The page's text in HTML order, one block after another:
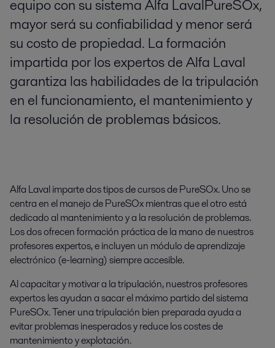
equipo con su sistema Alfa LavalPureSOx,
mayor será su confiabilidad y menor será
su costo de propiedad. La formación
impartida por los expertos de Alfa Laval
garantiza las habilidades de la tripulación
en el funcionamiento, el mantenimiento y
la resolución de problemas básicos.
Alfa Laval imparte dos tipos de cursos de PureSOx. Uno se
centra en el manejo de PureSOx mientras que el otro está
dedicado al mantenimiento y a la resolución de problemas.
Los dos ofrecen formación práctica de la mano de nuestros
profesores expertos, e incluyen un módulo de aprendizaje
electrónico (e-learning) siempre accesible.
Al capacitar y motivar a la tripulación, nuestros profesores
expertos les ayudan a sacar el máximo partido del sistema
PureSOx. Tener una tripulación bien preparada ayuda a
evitar problemas inesperados y reduce los costes de
mantenimiento y explotación.